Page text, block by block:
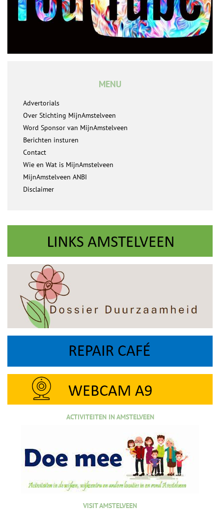
MENU
Advertorials
Over Stichting MijnAmstelveen
Word Sponsor van MijnAmstelveen
Berichten insturen
Contact
Wie en Wat is MijnAmstelveen
MijnAmstelveen ANBI
Disclaimer
ACTIVITEITEN IN AMSTELVEEN
VISIT AMSTELVEEN